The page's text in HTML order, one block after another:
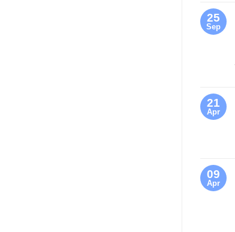
25
Sep
21
Apr
09
Apr